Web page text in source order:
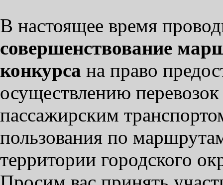
В настоящее время
совершенствование
конкурса на право
осуществлению
пассажирским
пользования по
территории городского